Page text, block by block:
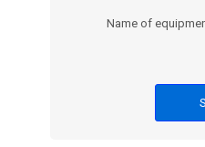
Name of